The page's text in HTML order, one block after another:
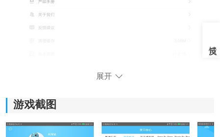
《奇点学院》软件优势：
展开
游戏截图